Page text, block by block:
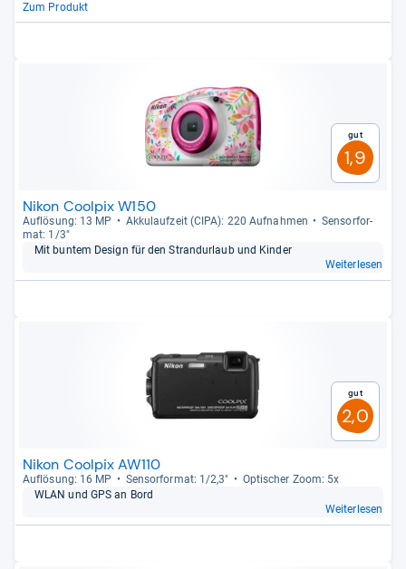
Zum Produkt
Gut
1,9
Nikon Coolpix W150
Auf­lö­sung: 13 MP Akku­lauf­zeit (CIPA): 220 Auf­nah­men
Sen­sor­for­
mat: 1/3"
Mit bun­tem Design für den Strand­ur­laub und Kin­der
Weiterlesen
Gut
2,0
Nikon Coolpix AW110
Auf­lö­sung: 16 MP Sen­sor­for­mat: 1/2,3"
Opti­scher Zoom: 5x
WLAN und GPS an Bord
Weiterlesen